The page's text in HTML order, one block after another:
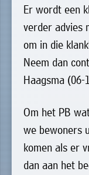
Er wordt een
verder advies
om in die
Neem dan
Haagsma
Om het PB
we bewoners
komen als er
dan aan het